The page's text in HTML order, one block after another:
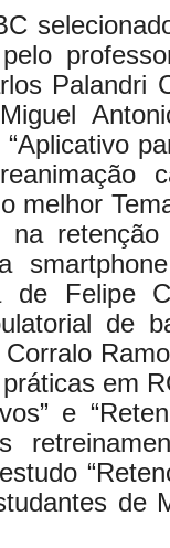
Palandri
melhor
de Felipe
de
em
e
de